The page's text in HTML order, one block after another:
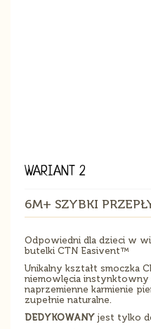
WARIANT 2
6M+ SZYBKI
Odpowiedni dla dzieci w
butelki CTN Easivent™
Unikalny kształt smoczka
niemowlęcia instynktowny
naprzemienne karmienie
zupełnie naturalne.
DEDYKOWANY jest tylko